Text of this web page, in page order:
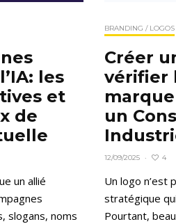
les
et
de
un allié
slogans, noms
BRANDING / LOGOS
Créer
vérifier
un
12/09/2025 · 4
Un logo n’est
stratégique
Pourtant,